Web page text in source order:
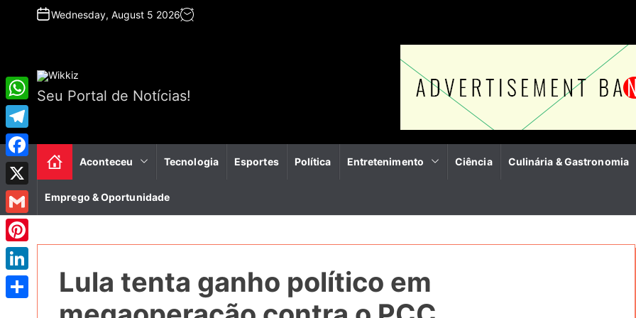
t
Wednesday, August 5 2026
Seu Portal de Notícias!
Aconteceu Tecnologia Esportes Política Entretenimento Ciência Culinária & Gastronomia
Emprego & Oportunidade
Lula tenta ganho político em
W
h
a
s
A
p
p
T
e
l
e
g
r
a
m
F
a
c
e
b
o
X
G
m
a
P
i
n
L